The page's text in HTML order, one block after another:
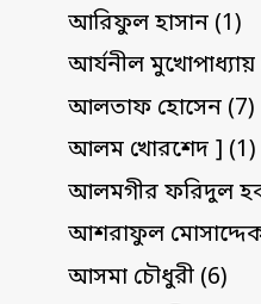
আরিফুল হাসান (1)
আর্যনীল মুখোপাধ্যায়
আলতাফ হোসেন (7)
আলম খোরশেদ ] (1)
আলমগীর ফরিদুল
আশরাফুল
আসমা চৌধুরী (6)